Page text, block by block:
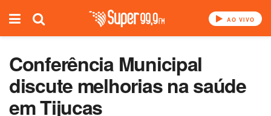
AO VIVO
Conferência Municipal
discute melhorias na saúde
em Tijucas